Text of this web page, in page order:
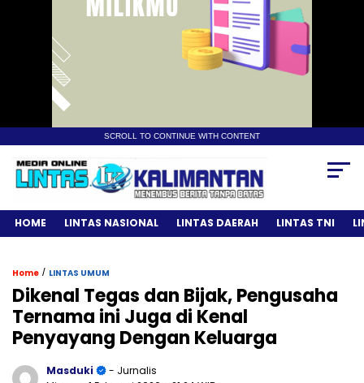
SCROLL TO CONTINUE WITH CONTENT
HOME LINTAS NASIONAL LINTAS DAERAH LINTAS TNI
Home / LINTAS UMUM
Dikenal Tegas dan Bijak, Pengusaha
Ternama ini Juga di Kenal
Penyayang Dengan Keluarga
Masduki
- Jurnalis